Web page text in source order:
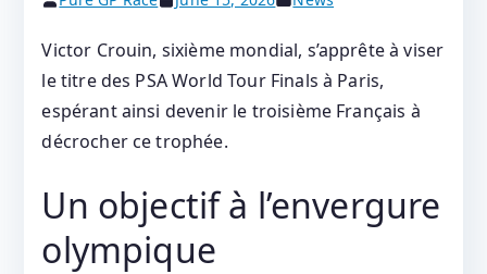
Victor Crouin, sixième mondial, s’apprête à viser
le titre des PSA World Tour Finals à Paris,
espérant ainsi devenir le troisième Français à
décrocher ce trophée.
Un objectif à l’envergure
olympique